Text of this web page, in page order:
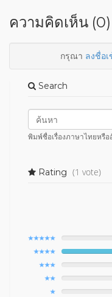
ความคิดเห็น (0)
กรุณา ลงชื่อ
Search
พิมพ์ชื่อเรื่องภาษาไทยหรือ
Rating (1 vote)